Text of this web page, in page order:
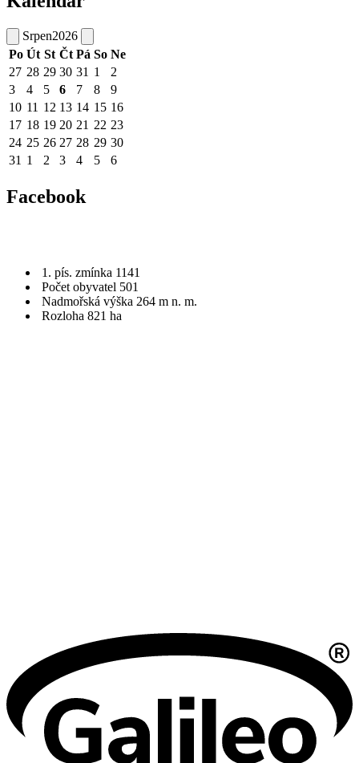
Srpen2026
Po Út St Čt Pá So Ne
27 28 29 30 31 1
2
3
4 5 6 7 8
9
10 11 12 13 14 15 16
17 18 19 20 21 22 23
24 25 26 27 28 29 30
31 1 2 3 4 5 6
Facebook
1. pís. zmínka 1141
Počet obyvatel 501
Nadmořská výška 264 m n. m.
Rozloha 821 ha